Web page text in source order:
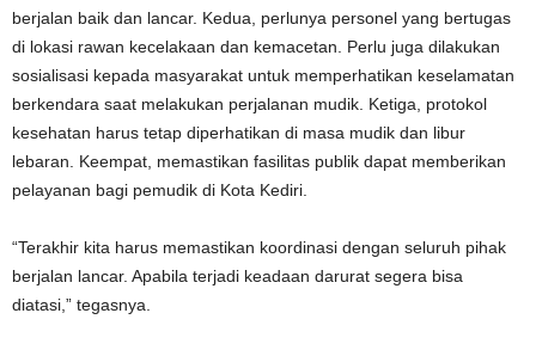
berjalan baik dan lancar. Kedua, perlunya personel yang bertugas
di lokasi rawan kecelakaan dan kemacetan. Perlu juga dilakukan
sosialisasi kepada masyarakat untuk memperhatikan keselamatan
berkendara saat melakukan perjalanan mudik. Ketiga, protokol
kesehatan harus tetap diperhatikan di masa mudik dan libur
lebaran. Keempat, memastikan fasilitas publik dapat memberikan
pelayanan bagi pemudik di Kota Kediri.
“Terakhir kita harus memastikan koordinasi dengan seluruh pihak
berjalan lancar. Apabila terjadi keadaan darurat segera bisa
diatasi,” tegasnya.